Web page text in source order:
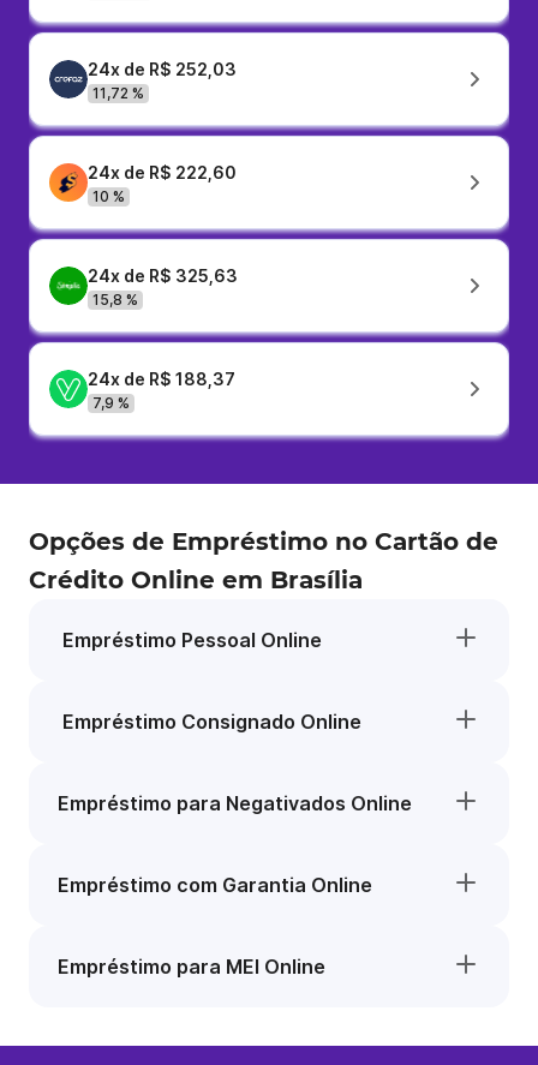
24x de R$ 252,03
11,72 %
24x de R$ 222,60
10 %
24x de R$ 325,63
15,8 %
24x de R$ 188,37
7,9 %
Opções de Empréstimo no Cartão de
Crédito Online em Brasília
Empréstimo Pessoal Online
Empréstimo Consignado Online
Empréstimo para Negativados Online
Empréstimo com Garantia Online
Empréstimo para MEI Online